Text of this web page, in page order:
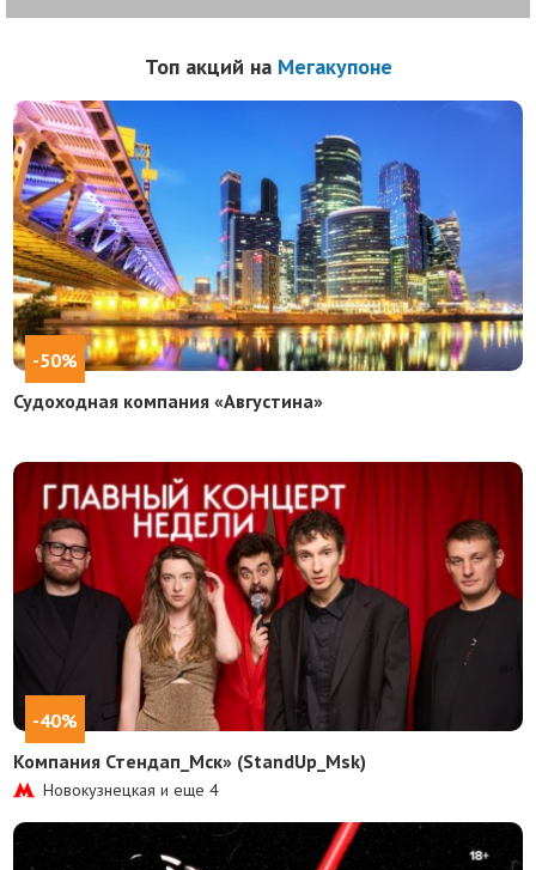
Топ акций на Мегакупоне
-50%
Судоходная компания «Августина»
-40%
Компания Стендап_Мск» (StandUp_Msk)
Новокузнецкая и еще4